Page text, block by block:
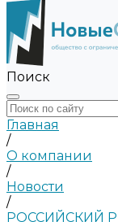
Поиск
Главная
/
О компании
/
Новости
/
РОССИЙСКИЙ